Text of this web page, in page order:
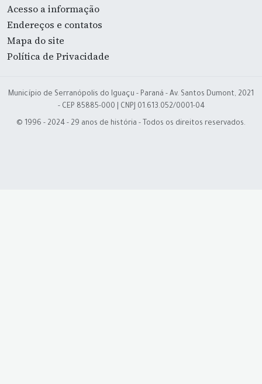
Acesso a informação
Endereços e contatos
Mapa do site
Política de Privacidade
Município de Serranópolis do Iguaçu - Paraná - Av. Santos Dumont, 2021
- CEP 85885-000 | CNPJ 01.613.052/0001-04
© 1996 - 2024 - 29 anos de história - Todos os direitos reservados.